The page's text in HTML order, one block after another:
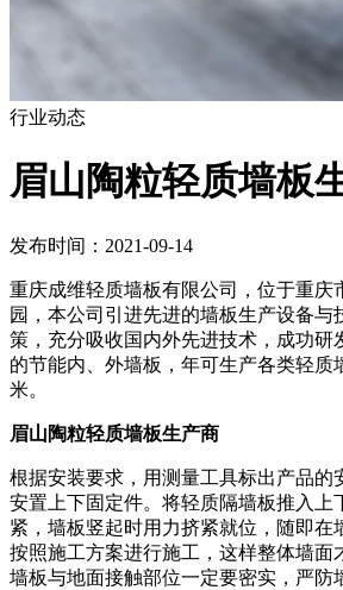
行业动态
眉山陶粒轻质墙板
发布时间：2021-09-14
重庆成维轻质墙板有限公司，位于重庆
园，本公司引进先进的墙板生产设备与
策，充分吸收国内外先进技术，成功研
的节能内、外墙板，年可生产各类轻质
米。
眉山陶粒轻质墙板生产商
根据安装要求，用测量工具标出产品的
安置上下固定件。将轻质隔墙板推入上
紧，墙板竖起时用力挤紧就位，随即在
按照施工方案进行施工，这样整体墙面
墙板与地面接触部位一定要密实，严防